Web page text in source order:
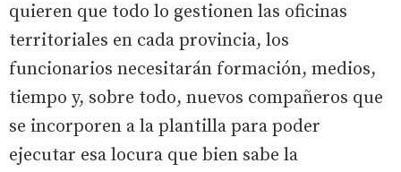
quieren que todo lo gestionen las oficinas
territoriales en cada provincia, los
funcionarios necesitarán formación, medios,
tiempo y, sobre todo, nuevos compañeros que
se incorporen a la plantilla para poder
ejecutar esa locura que bien sabe la